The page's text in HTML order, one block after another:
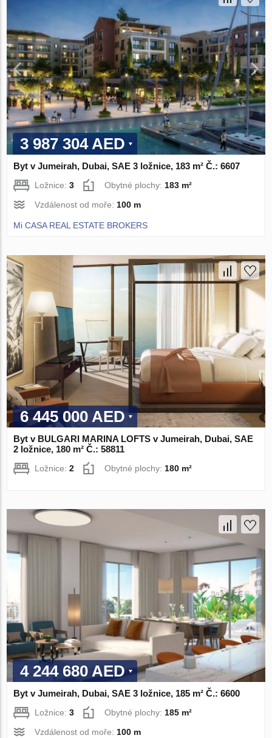
3 987 304 AED
Byt v Jumeirah, Dubai, SAE 3 ložnice, 183 m² Č.: 6607
Ložnice:3 Obytné plochy: 183 m²
Vzdálenost od moře: 100 m
Mi CASA REAL ESTATE BROKERS
6 445 000 AED
Byt v BULGARI MARINA LOFTS v Jumeirah, Dubai, SAE
2 ložnice, 180 m² Č.: 58811
Ložnice:2 Obytné plochy:180 m²
4 244 680 AED
Byt v Jumeirah, Dubai, SAE 3 ložnice, 185 m² Č.: 6600
Ložnice:3 Obytné plochy: 185 m²
Vzdálenost od moře: 100 m